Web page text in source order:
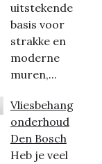
uitstekende
basis voor
strakke en
moderne
muren,...
Vliesbehang
onderhoud
Den Bosch
Heb je veel